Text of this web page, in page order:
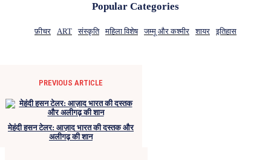
Popular Categories
फ़ीचर ART संस्कृति महिला विशेष जम्मू और कश्मीर शायर इतिहास
PREVIOUS ARTICLE
मेहंदी हसन टेलर: आज़ाद भारत की दस्तक और
अलीगढ़ की शान